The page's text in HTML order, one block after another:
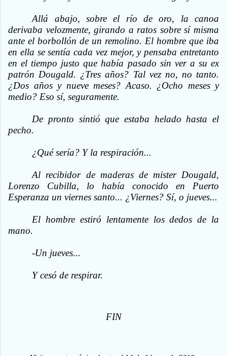
Allá abajo, sobre el río de oro, la canoa
derivaba velozmente, girando a ratos sobre sí misma
ante el borbollón de un remolino. El hombre que iba
en ella se sentía cada vez mejor, y pensaba entretanto
en el tiempo justo que había pasado sin ver a su ex
patrón Dougald. ¿Tres años? Tal vez no, no tanto.
¿Dos años y nueve meses? Acaso. ¿Ocho meses y
medio? Eso sí, seguramente.
De pronto sintió que estaba helado hasta el
pecho.
¿Qué sería? Y la respiración...
Al recibidor de maderas de mister Dougald,
Lorenzo Cubilla, lo había conocido en Puerto
Esperanza un viernes santo... ¿Viernes? Sí, o jueves...
El hombre estiró lentamente los dedos de la
mano.
-Un jueves...
Y cesó de respirar.
FIN